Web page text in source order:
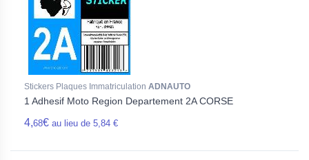
Stickers Plaques Immatriculation ADNAUTO
1 Adhesif Moto Region Departement 2A CORSE
4,68€ au lieu de 5,84 €